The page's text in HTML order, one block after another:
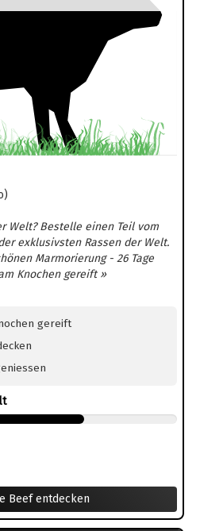
Welt? Bestelle einen Teil vom
exklusivsten Rassen der Welt.
Marmorierung - 26 Tage
Knochen gereift »
gereift
Beef entdecken